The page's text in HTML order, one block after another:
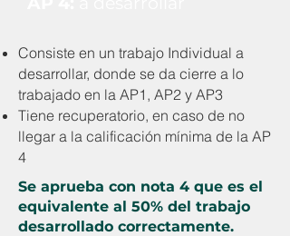
Consiste en un trabajo Individual a
desarrollar, donde se da cierre a lo
trabajado en la AP1, AP2 y AP3
Tiene recuperatorio, en caso de no
llegar a la calificación mínima de la AP
4
Se aprueba con nota 4 que es el
equivalente al 50% del trabajo
desarrollado correctamente.